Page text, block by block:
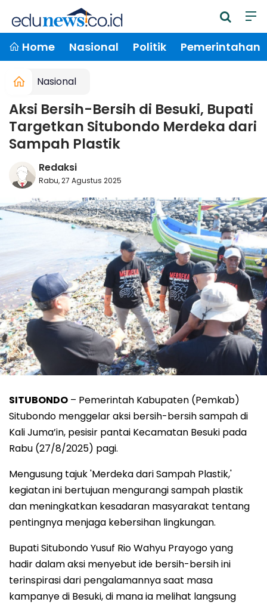
Home Nasional Politik Pemerintahan
Nasional
Aksi Bersih-Bersih di Besuki, Bupati
Targetkan Situbondo Merdeka dari
Sampah Plastik
Redaksi
Rabu, 27 Agustus 2025
SITUBONDO – Pemerintah Kabupaten (Pemkab)
Situbondo menggelar aksi bersih-bersih sampah di
Kali Juma’in, pesisir pantai Kecamatan Besuki pada
Rabu (27/8/2025) pagi.
Mengusung tajuk 'Merdeka dari Sampah Plastik,'
kegiatan ini bertujuan mengurangi sampah plastik
dan meningkatkan kesadaran masyarakat tentang
pentingnya menjaga kebersihan lingkungan.
Bupati Situbondo Yusuf Rio Wahyu Prayogo yang
hadir dalam aksi menyebut ide bersih-bersih ini
terinspirasi dari pengalamannya saat masa
kampanye di Besuki, di mana ia melihat langsung